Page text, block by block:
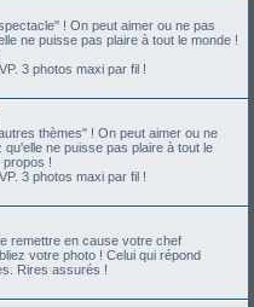
! On peut aimer ou ne pas
ne puisse pas plaire à tout le monde !
3 photos maxi par fil !
thèmes" ! On peut aimer ou ne
ne puisse pas plaire à tout le
!
3 photos maxi par fil !
remettre en cause votre chef
votre photo ! Celui qui répond
Rires assurés !